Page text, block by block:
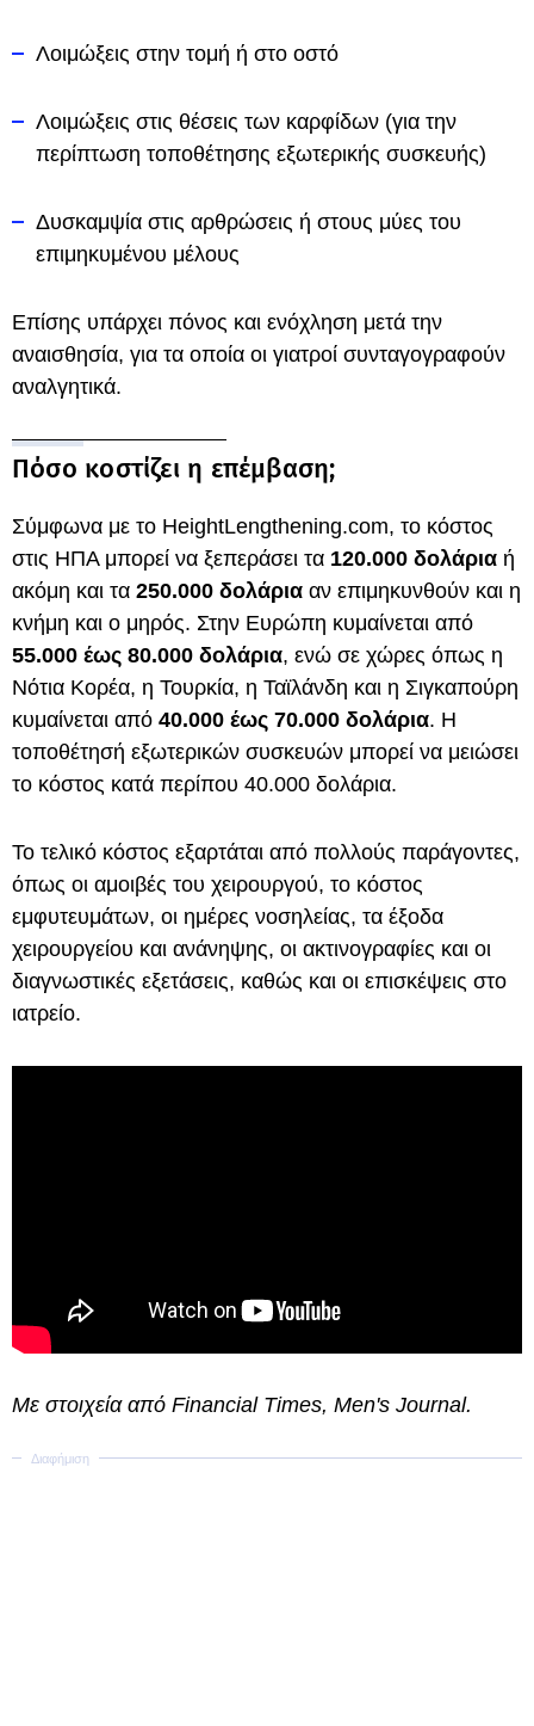
Λοιμώξεις στην τομή ή στο οστό
Λοιμώξεις στις θέσεις των καρφίδων (για την
περίπτωση τοποθέτησης εξωτερικής συσκευής)
Δυσκαμψία στις αρθρώσεις ή στους μύες του
επιμηκυμένου μέλους
Επίσης υπάρχει πόνος και ενόχληση μετά την
αναισθησία, για τα οποία οι γιατροί συνταγογραφούν
αναλγητικά.
Πόσο κοστίζει η επέμβαση;
Σύμφωνα με το HeightLengthening.com, το κόστος
στις ΗΠΑ μπορεί να ξεπεράσει τα 120.000 δολάρια ή
ακόμη και τα 250.000 δολάρια αν επιμηκυνθούν και η
κνήμη και ο μηρός. Στην Ευρώπη κυμαίνεται από
55.000 έως 80.000 δολάρια, ενώ σε χώρες όπως η
Νότια Κορέα, η Τουρκία, η Ταϊλάνδη και η Σιγκαπούρη
κυμαίνεται από 40.000 έως 70.000 δολάρια. Η
τοποθέτησή εξωτερικών συσκευών μπορεί να μειώσει
το κόστος κατά περίπου 40.000 δολάρια.
Το τελικό κόστος εξαρτάται από πολλούς παράγοντες,
όπως οι αμοιβές του χειρουργού, το κόστος
εμφυτευμάτων, οι ημέρες νοσηλείας, τα έξοδα
χειρουργείου και ανάνηψης, οι ακτινογραφίες και οι
διαγνωστικές εξετάσεις, καθώς και οι επισκέψεις στο
ιατρείο.
Με στοιχεία από Financial Times, Men's Journal.